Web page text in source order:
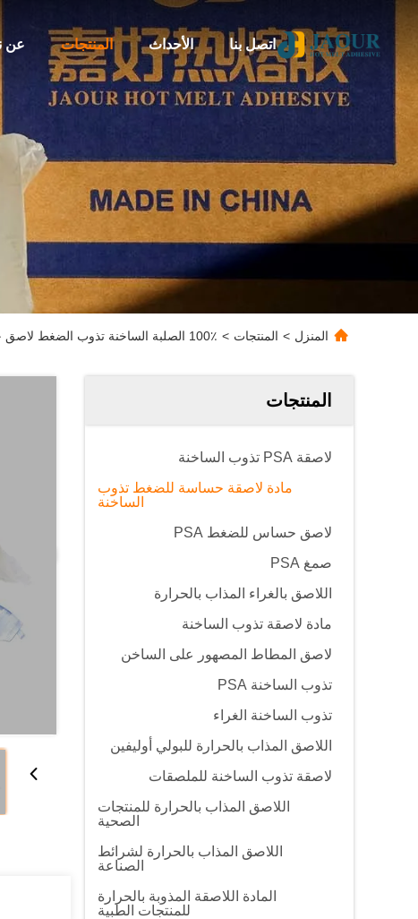
عن نحن المنتجات الأحداث اتصل بنا
المنزل > المنتجات > 100٪ الصلبة الساخنة تذوب الضغط لاصق حساس ODM لون شفاف
المنتجات
لاصقة PSA تذوب الساخنة
مادة لاصقة حساسة للضغط تذوب
الساخنة
لاصق حساس للضغط PSA
صمغ PSA
اللاصق بالغراء المذاب بالحرارة
مادة لاصقة تذوب الساخنة
لاصق المطاط المصهور على الساخن
تذوب الساخنة PSA
تذوب الساخنة الغراء
اللاصق المذاب بالحرارة للبولي أوليفين
لاصقة تذوب الساخنة للملصقات
اللاصق المذاب بالحرارة للمنتجات
الصحية
اللاصق المذاب بالحرارة لشرائط
الصناعة
المادة اللاصقة المذوبة بالحرارة
للمنتجات الطبية